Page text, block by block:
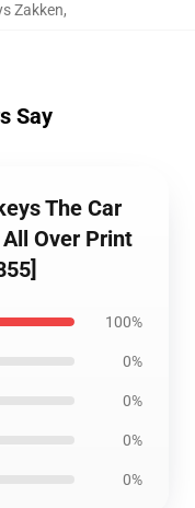
Zakken,
Say
The Car
Over Print
100%
0%
0%
0%
0%